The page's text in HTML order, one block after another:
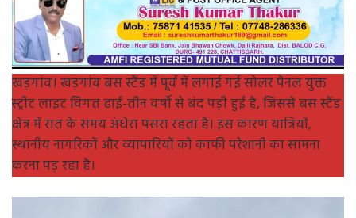
खड़गांव। खड़गांव बस स्टैंड में पूर्व में लगाई गई सोलर पैनल युक्त
स्ट्रीट लाइट विगत ढाई-तीन वर्षों से बंद पड़ी हुई है, जिससे बस स्टैंड
क्षेत्र में रात के समय अंधेरा पसरा रहता है। इस कारण यात्रियों,
स्थानीय नागरिकों और व्यापारियों को काफी परेशानी का सामना
करना पड़ रहा है।